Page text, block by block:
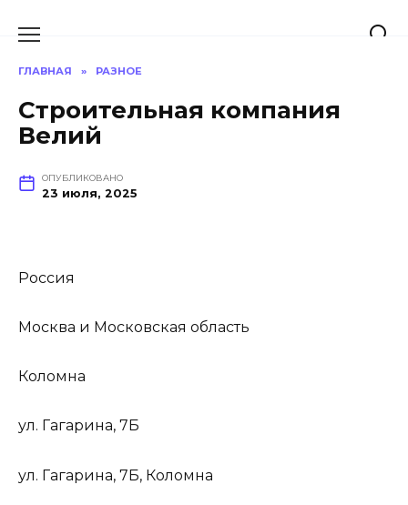
ГЛАВНАЯ » РАЗНОЕ
Строительная компания
Велий
ОПУБЛИКОВАНО
23 июля, 2025
Россия
Москва и Московская область
Коломна
ул. Гагарина, 7Б
ул. Гагарина, 7Б, Коломна